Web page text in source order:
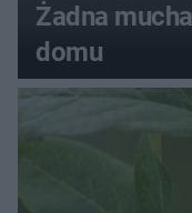
Żadna
domu